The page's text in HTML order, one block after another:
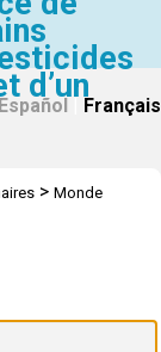
d’un
Español Français
> Monde